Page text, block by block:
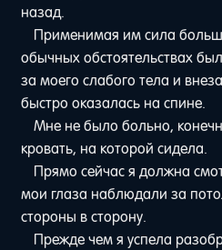
назад.
Применимая им сила
обычных обстоятельствах
за моего слабого тела и
быстро оказалась на спине.
Мне не было больно,
кровать, на которой сидела.
Прямо сейчас я должна
мои глаза наблюдали за
стороны в сторону.
Прежде чем я успела